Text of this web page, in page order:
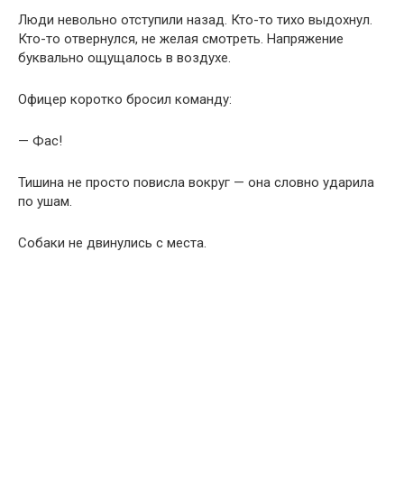
Люди невольно отступили назад. Кто-то тихо выдохнул.
Кто-то отвернулся, не желая смотреть. Напряжение
буквально ощущалось в воздухе.
Офицер коротко бросил команду:
— Фас!
Тишина не просто повисла вокруг — она словно ударила
по ушам.
Собаки не двинулись с места.